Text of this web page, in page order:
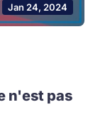
Jan 24, 2024
n'est pas